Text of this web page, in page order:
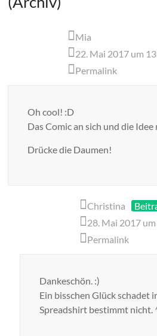
Mia
22. Mai 2017 um
Permalink
Oh cool! :D
Das Comic an sich und die
Drücke die Daumen!
Christina
28. Mai 2017
Permalink
Dankeschön. :)
Ein bisschen Glück schadet
Spreadshirt bestimmt nicht.